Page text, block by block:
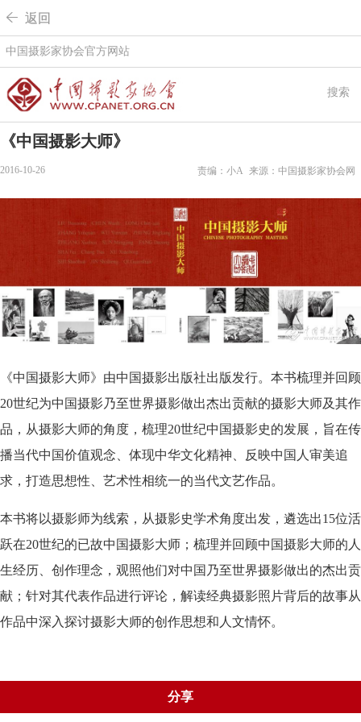
 返回
中国摄影家协会官方网站
搜索
《中国摄影大师》
2016-10-26 来源：中国摄影家协会网
责编：小A
《中国摄影大师》由中国摄影出版社出版发行。本书梳理并回顾
20世纪为中国摄影乃至世界摄影做出杰出贡献的摄影大师及其作
品，从摄影大师的角度，梳理20世纪中国摄影史的发展，旨在传
播当代中国价值观念、体现中华文化精神、反映中国人审美追
求，打造思想性、艺术性相统一的当代文艺作品。
本书将以摄影师为线索，从摄影史学术角度出发，遴选出15位活
跃在20世纪的已故中国摄影大师；梳理并回顾中国摄影大师的人
生经历、创作理念，观照他们对中国乃至世界摄影做出的杰出贡
献；针对其代表作品进行评论，解读经典摄影照片背后的故事从
作品中深入探讨摄影大师的创作思想和人文情怀。
分享